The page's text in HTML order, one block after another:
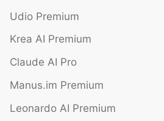
Udio Premium
Krea AI Premium
Claude AI Pro
Manus.im Premium
Leonardo AI Premium